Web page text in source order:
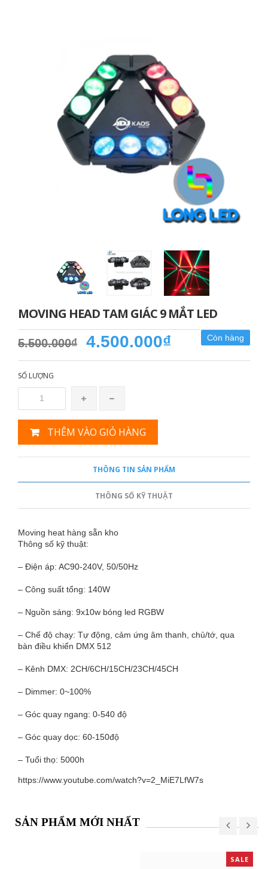
MOVING HEAD TAM GIÁC 9 MẮT LED
Còn hàng
5.500.000₫ 4.500.000₫
SỐ LƯỢNG
THÊM VÀO GIỎ HÀNG
THÔNG TIN SẢN PHẨM
THÔNG SỐ KỸ THUẬT
Moving heat hàng sẵn kho
Thông số kỹ thuật:
– Điện áp: AC90-240V, 50/50Hz
– Công suất tổng: 140W
– Nguồn sáng: 9x10w bóng led RGBW
– Chế độ chạy: Tự động, cảm ứng âm thanh, chủ/tớ, qua
bàn điều khiển DMX 512
– Kênh DMX: 2CH/6CH/15CH/23CH/45CH
– Dimmer: 0~100%
– Góc quay ngang: 0-540 độ
– Góc quay dọc: 60-150độ
– Tuổi thọ: 5000h
https://www.youtube.com/watch?v=2_MiE7LfW7s
SẢN PHẨM MỚI NHẤT
SALE